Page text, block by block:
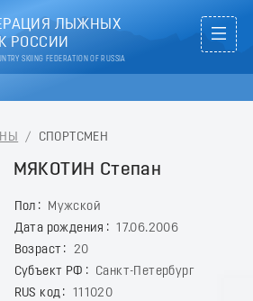
ЛЫЖНЫХ
РОССИИ
SKIING FEDERATION OF RUSSIA
/ СПОРТСМЕН
МЯКОТИН Степан
Пол
Мужской
Дата рождения
17.06.2006
Возраст
20
Субъект РФ
Санкт-Петербург
RUS код
111020